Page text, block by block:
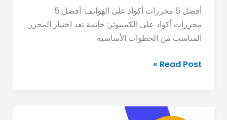
أفضل 5 محررات أكواد على الهواتف: أفضل 5
محررات أكواد على الكمبيوتر: خاتمة تعد اختيار المحرر
المناسب من الخطوات الأساسية
Read Post »